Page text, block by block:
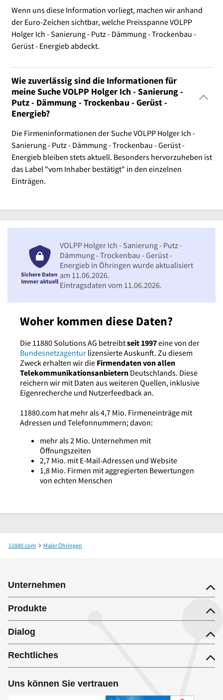
Wenn uns diese Information vorliegt, machen wir anhand
der Euro-Zeichen sichtbar, welche Preisspanne VOLPP
Holger Ich - Sanierung - Putz - Dämmung - Trockenbau -
Gerüst - Energieb abdeckt.
Wie zuverlässig sind die Informationen für
meine Suche VOLPP Holger Ich - Sanierung -
Putz - Dämmung - Trockenbau - Gerüst -
Energieb?
Die Firmeninformationen der Suche VOLPP Holger Ich -
Sanierung - Putz - Dämmung - Trockenbau - Gerüst -
Energieb bleiben stets aktuell. Besonders hervorzuheben ist
das Label "vom Inhaber bestätigt" in den einzelnen
Einträgen.
Woher kommen diese Daten?
Die 11880 Solutions AG betreibtseit 1997eine von der
Bundesnetzagentur lizensierte Auskunft. Zu diesem
Zweck erhalten wir die Firmendaten von allen
Telekommunikationsanbietern Deutschlands. Diese
reichern wir mit Daten aus weiteren Quellen, inklusive
Eigenrecherche und Nutzerfeedback an.
11880.com hat mehr als 4,7 Mio. Firmeneinträge mit
Adressen und Telefonnummern; davon:
mehr als 2 Mio. Unternehmen mit
Öffnungszeiten
2,7 Mio. mit E-Mail-Adressen und Website
1,8 Mio. Firmen mit aggregierten Bewertungen
von echten Menschen
VOLPP Holger Ich - Sanierung - Putz -
Dämmung - Trockenbau - Gerüst -
Energieb in Öhringen wurde aktualisiert
am 11.06.2026.
Eintragsdaten vom 11.06.2026.
11880.com
Maler Öhringen
Unternehmen
Produkte
Dialog
Rechtliches
Uns können Sie vertrauen